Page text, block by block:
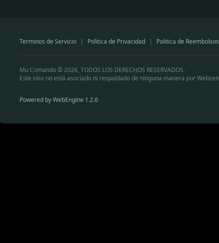
Terminos de Servicio | Politica de Privacidad | Politica de Reembolsos
Mu Comando © 2026, TODOS LOS DERECHOS RESERVADOS.
Este sitio no está asociado ni respaldado de ninguna manera por
Powered by WebEngine 1.2.6